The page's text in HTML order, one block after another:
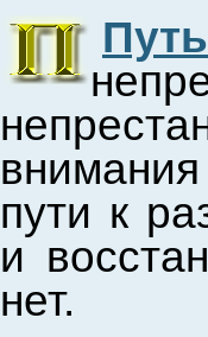
пути к
и
нет.